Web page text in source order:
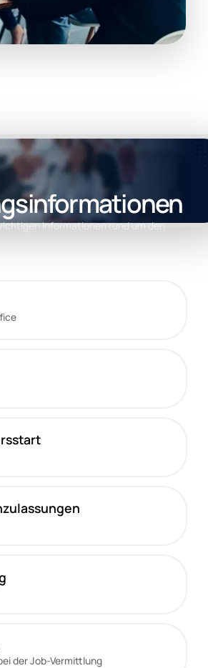
Informationen rund um den
der Job-Vermittlung